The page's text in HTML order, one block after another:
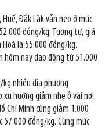
Đắk Lắk vẫn neo ở mức
đồng/kg. Tương tự, giá
là 55.000 đồng/kg.
hôm nay dao động từ 51.000
kg nhiều địa phương
xu hướng giảm nhẹ ở vài nơi.
Chí Minh cùng giảm 1.000
đồng/kg. Cùng mức